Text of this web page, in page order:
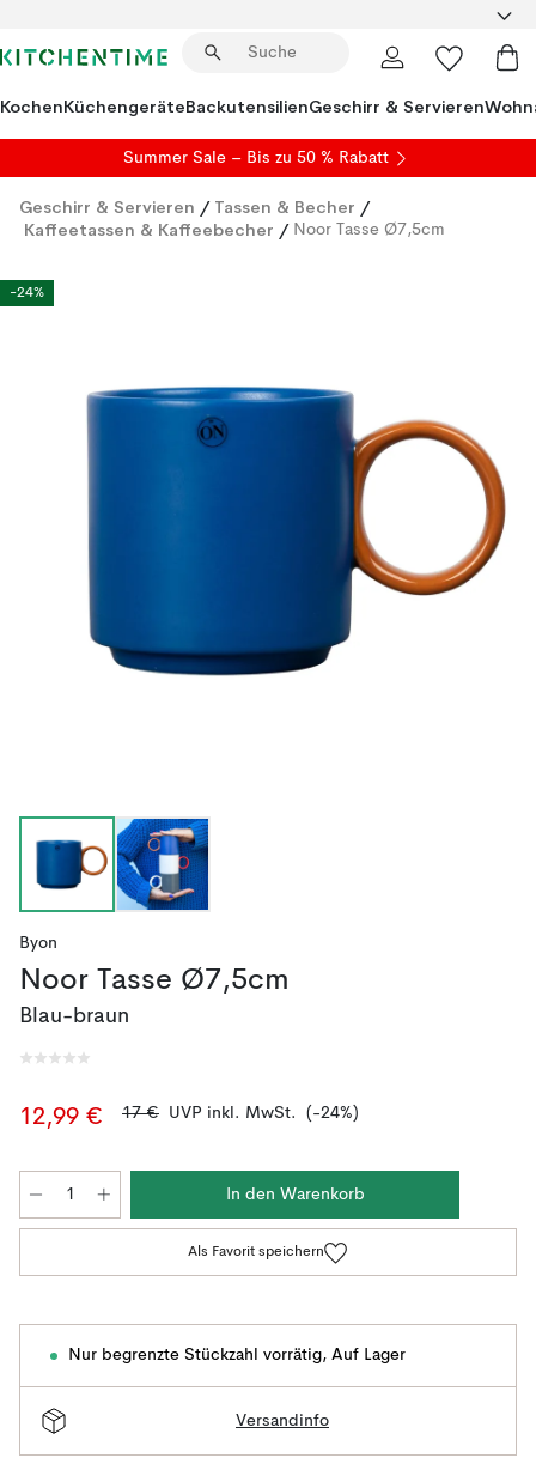
KochenKüchengeräteBackutensilienGeschirr & Servieren
Summer Sale – Bis zu 50 % Rabatt
Geschirr & Servieren / Tassen & Becher /
Kaffeetassen & Kaffeebecher / Noor Tasse Ø7,5cm
-24%
Byon
Noor Tasse Ø7,5cm
Blau-braun
12,99 € 17 € UVP inkl. MwSt. (-24%)
In den Warenkorb
Als Favorit speichern
Nur begrenzte Stückzahl vorrätig, Auf Lager
Versandinfo